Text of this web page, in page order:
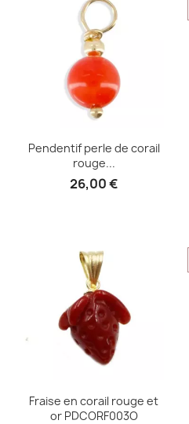
Pendentif perle de corail
rouge...
26,00 €
Fraise en corail rouge et
or PDCORF003O